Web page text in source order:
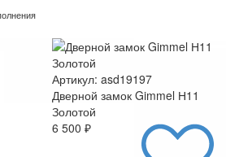
Артикул: asd19197
Дверной замок Gimmel Н11
Золотой
6 500 ₽